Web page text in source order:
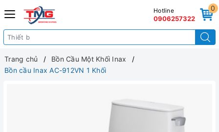
0
Hotline
0906257322
Trang chủ
Bồn Cầu Một Khối Inax
Bồn cầu Inax AC-912VN 1 Khối